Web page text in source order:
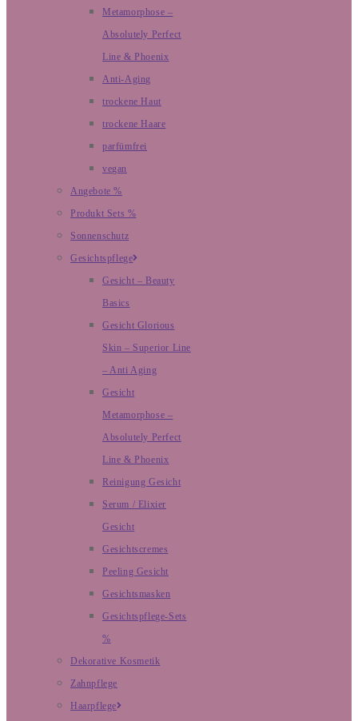
Metamorphose –
Absolutely Perfect
Line & Phoenix
Anti-Aging
trockene Haut
trockene Haare
parfümfrei
vegan
Angebote %
Produkt Sets %
Sonnenschutz
Gesichtspflege
Gesicht – Beauty
Basics
Gesicht Glorious
Skin – Superior Line
– Anti Aging
Gesicht
Metamorphose –
Absolutely Perfect
Line & Phoenix
Reinigung Gesicht
Serum / Elixier
Gesicht
Gesichtscremes
Peeling Gesicht
Gesichtsmasken
Gesichtspflege-Sets
%
Dekorative Kosmetik
Zahnpflege
Haarpflege